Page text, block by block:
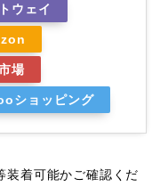
ウェイ
場
ショッピング
着可能かご確認くだ